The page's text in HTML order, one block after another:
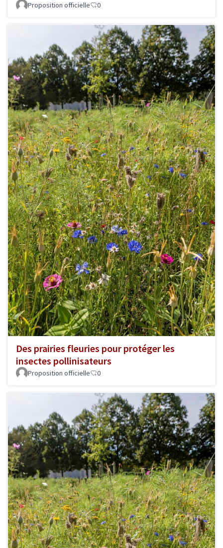
Proposition officielle 0
Des prairies fleuries pour protéger les
insectes pollinisateurs
Proposition officielle 0